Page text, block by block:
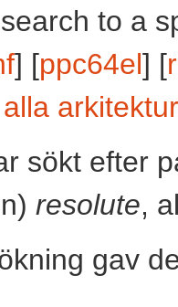
to a
] [ppc64el] [
alla
sökt efter
resolute,
gav